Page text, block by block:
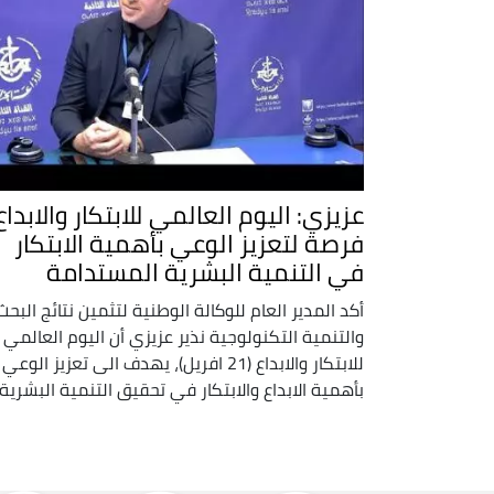
عزيزي: اليوم العالمي للابتكار
فرصة لتعزيز الوعي بأهمية الابتكار
في التنمية البشرية المستدامة
أكد المدير العام للوكالة الوطنية لتثمين نتائج
والتنمية التكنولوجية نذير عزيزي أن اليوم العالمي
للابتكار والابداع (21 افريل)، يهدف الى تعزيز الوعي
بأهمية الابداع والابتكار في تحقيق التنمية